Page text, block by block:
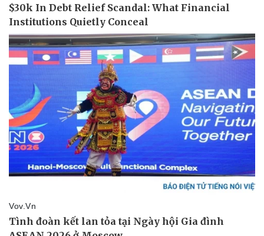
Thể thao
Bóng đá
Lịch thi đấu bóng đá
Thế giới thể thao
Ô tô - Xe máy
Xe máy
Tư vấn